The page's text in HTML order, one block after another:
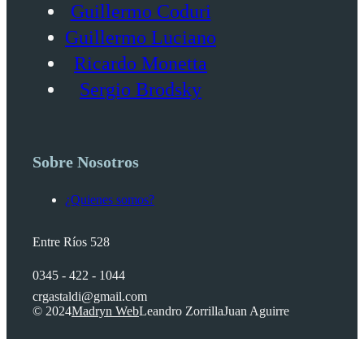
Guillermo Coduri
Guillermo Luciano
Ricardo Monetta
Sergio Brodsky
Sobre Nosotros
¿Quienes somos?
Entre Ríos 528
0345 - 422 - 1044
crgastaldi@gmail.com
© 2024Madryn WebLeandro ZorrillaJuan Aguirre